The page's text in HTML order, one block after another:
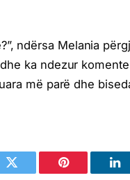
ndërsa Melania
ka ndezur
më parë dhe
Twitter Pinterest